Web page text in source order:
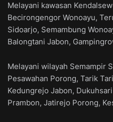
Melayani kawasan
Becirongengor Wonoayu,
Sidoarjo, Semambung
Balongtani Jabon,
Melayani wilayah Semampir
Pesawahan Porong, Tarik
Kedungrejo Jabon,
Prambon, Jatirejo Porong,